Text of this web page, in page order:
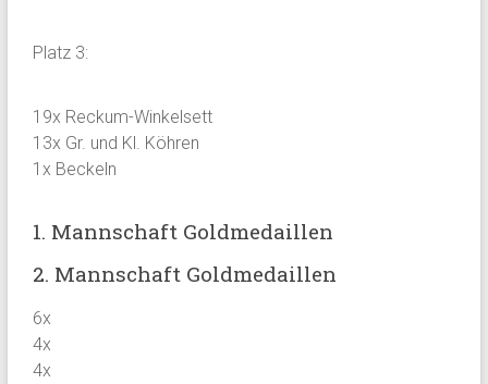
Platz 3:
19x Reckum-Winkelsett
13x Gr. und Kl. Köhren
1x Beckeln
1. Mannschaft Goldmedaillen
2. Mannschaft Goldmedaillen
6x
4x
4x